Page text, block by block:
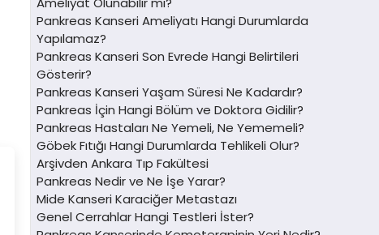
Pankreas Kanseri Ameliyatı Hangi Durumlarda
Yapılamaz?
Pankreas Kanseri Son Evrede Hangi Belirtileri
Gösterir?
Pankreas Kanseri Yaşam Süresi Ne Kadardır?
Pankreas İçin Hangi Bölüm ve Doktora Gidilir?
Pankreas Hastaları Ne Yemeli, Ne Yememeli?
Göbek Fıtığı Hangi Durumlarda Tehlikeli Olur?
Arşivden Ankara Tıp Fakültesi
Pankreas Nedir ve Ne İşe Yarar?
Mide Kanseri Karaciğer Metastazı
Genel Cerrahlar Hangi Testleri İster?